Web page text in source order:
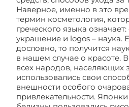
Наверное, именно в это
термин косметология,
греческого языка
украшение и logos – наука.
дословно, то получится
в нашем случае о красоте.
всех народов, населяющих
использовались свои
внешности особого
привлекательности.